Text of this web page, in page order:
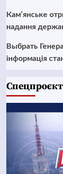
Кам’янське
надання
Выбрать
інформація